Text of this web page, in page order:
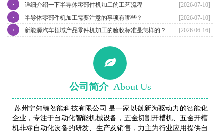
[2026-07-10]
详细介绍一下半导体零部件机加工的工艺流程
›
[2026-07-10]
半导体零部件机加工需要注意的事项有哪些？
›
[2026-06-16]
新能源汽车领域产品零件机加工的验收标准是怎样的？
›
公司简介 About Us
苏州宁知臻智能科技有限公司 是一家以创新为驱动力的智能化
企业，专注于自动化智能机械设备，五金切割开槽机、五金开槽
机非标自动化设备的研发、生产及销售，力主为行业应用提供自